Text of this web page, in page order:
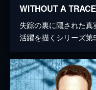
失踪の裏に隠された
活躍を描くシリーズ第